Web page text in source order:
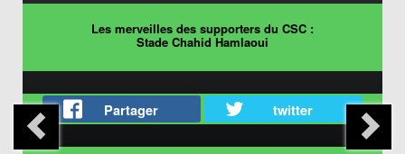
Les merveilles des supporters du CSC :
Stade Chahid Hamlaoui
Partager twitter